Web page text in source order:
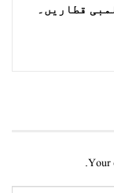
قطاریں۔
Your